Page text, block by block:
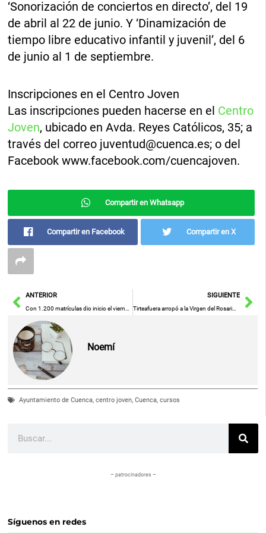
‘Sonorización de conciertos en directo’, del 19
de abril al 22 de junio. Y ‘Dinamización de
tiempo libre educativo infantil y juvenil’, del 6
de junio al 1 de septiembre.
Inscripciones en el Centro Joven
Las inscripciones pueden hacerse en el Centro
Joven, ubicado en Avda. Reyes Católicos, 35; a
través del correo juventud@cuenca.es; o del
Facebook www.facebook.com/cuencajoven.
Compartir en Whatsapp
Compartir en Facebook Compartir en X
AntANTERIOR
Con 1.200 matrículas dio inicio el viernes el 32º curso de la Universidad Popular de Manzanares
SIGUIENTE
Tirteafuera arropó a la Virgen del Rosario después de dos años sin salir en procesión
Noemí
Ayuntamiento de Cuenca,centro joven,Cuenca,cursos
– patrocinadores –
Síguenos en redes